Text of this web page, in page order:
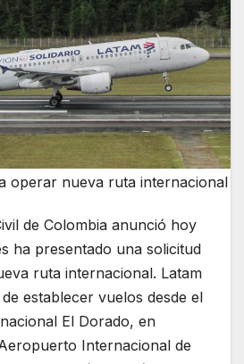
operar nueva ruta internacional
de Colombia anunció hoy
ha presentado una solicitud
ruta internacional. Latam
establecer vuelos desde el
El Dorado, en
Internacional de